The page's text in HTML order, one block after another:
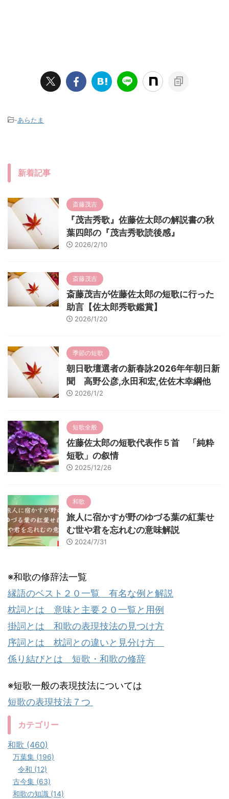
-あらたま
新着記事
斎藤茂吉
『茂吉秀歌』佐藤佐太郎の解説書の秋
葉四郎の『茂吉秀歌読後感』
2026/2/10
斎藤茂吉
斎藤茂吉が佐藤佐太郎の短歌に行った
助言【佐太郎秀歌鑑賞】
2026/1/20
季節の短歌
朝日歌壇選者の新春詠2026年年朝日新
聞 高野公彦,永田和宏,佐佐木幸綱他
2026/1/2
短歌全般
佐藤佐太郎の短歌代表作５首 「純粋
短歌」の叙情
2025/12/26
和歌
旅人に宿かすが野のゆづる葉の紅葉せ
む世や君を忘れむの意味解説
2024/7/31
※和歌の修辞法一覧
縁語のベスト２０一覧 有名な例と解説
枕詞とは 意味と主要２０一覧と用例
掛詞とは 和歌の表現技法の見つけ方
序詞とは 枕詞との違いと見分け方
係り結びとは 短歌・和歌の修辞
※短歌一般の表現技法については
短歌の表現技法７つ
カテゴリー
和歌 (460)
万葉集 (196)
令和 (12)
古今集 (63)
和歌の知識 (14)